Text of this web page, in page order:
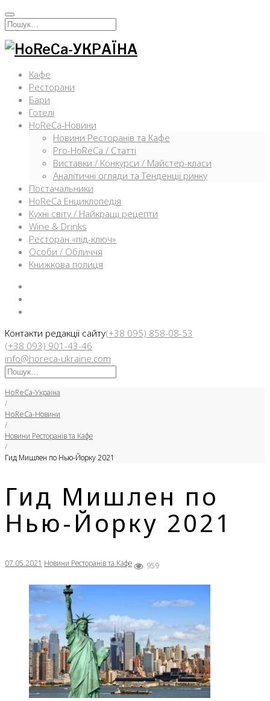
Перейти
кИскать:
Кафе
Ресторани
Бари
Готелі
HoReCa-Новини
Новини Ресторанів та Кафе
Pro-HoReCa / Статті
Виставки / Конкурси / Майстер-класи
Аналітичні огляди та Тенденції ринку
Постачальники
HoReCa Енциклопедія
Кухні світу / Найкращі рецепти
Wine & Drinks
Ресторан «під-ключ»
Особи / Обличчя
Книжкова полиця
Контакти редакції сайту(+38 095) 858-08-53
(+38 093) 901-43-46
info@horeca-ukraine.com
Искать:
HoReCa-Україна
/
HoReCa-Новини
/
Новини Ресторанів та Кафе
/
Гид Мишлен по Нью-Йорку 2021
Гид Мишлен по
Нью-Йорку 2021
07.05.2021 Новини Ресторанів та Кафе 959